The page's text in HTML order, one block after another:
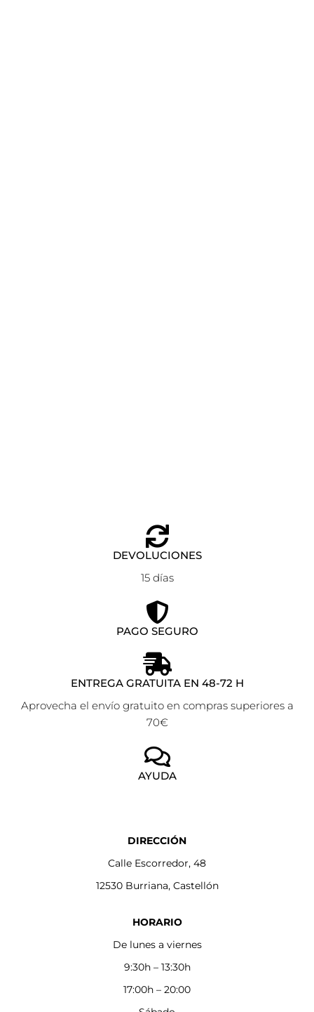
DEVOLUCIONES
15 días
PAGO SEGURO
ENTREGA GRATUITA EN 48-72 H
Aprovecha el envío gratuito en compras superiores a
70€
AYUDA
DIRECCIÓN
Calle Escorredor, 48
12530 Burriana, Castellón
HORARIO
De lunes a viernes
9:30h – 13:30h
17:00h – 20:00